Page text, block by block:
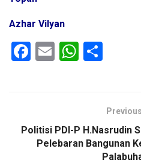
Azhar Vilyan
F
o
o
E
W
A
p
e
Politisi PDI-P H.Nasrudin
Pelebaran Bangunan